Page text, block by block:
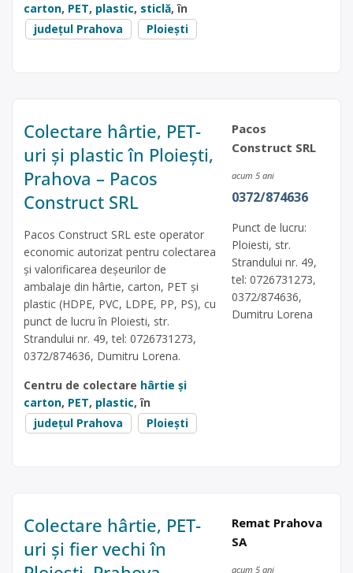
carton, PET, plastic, sticlă, în
județul Prahova
Ploiești
Colectare hârtie, PET-
uri și plastic în Ploiești,
Prahova – Pacos
Construct SRL
Pacos Construct SRL este operator
economic autorizat pentru colectarea
și valorificarea deșeurilor de
ambalaje din hârtie, carton, PET și
plastic (HDPE, PVC, LDPE, PP, PS), cu
punct de lucru în Ploiesti, str.
Strandului nr. 49, tel: 0726731273,
0372/874636, Dumitru Lorena.
Centru de colectare hârtie și
carton, PET, plastic, în
județul Prahova
Ploiești
Pacos
Construct SRL
acum 5 ani
0372/874636
Punct de lucru:
Ploiesti, str.
Strandului nr. 49,
tel: 0726731273,
0372/874636,
Dumitru Lorena
Colectare hârtie, PET-
uri și fier vechi în
Remat Prahova
SA
acum 5 ani